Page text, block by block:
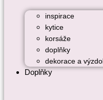
inspirace
kytice
korsáže
doplňky
dekorace a
Doplňky